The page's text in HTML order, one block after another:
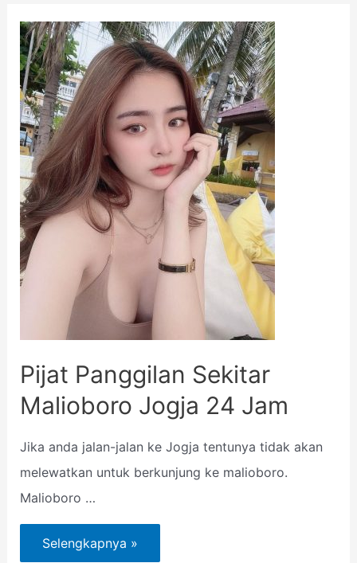
Pijat Panggilan Sekitar
Malioboro Jogja 24 Jam
Jika anda jalan-jalan ke Jogja tentunya tidak akan
melewatkan untuk berkunjung ke malioboro.
Malioboro …
Selengkapnya »